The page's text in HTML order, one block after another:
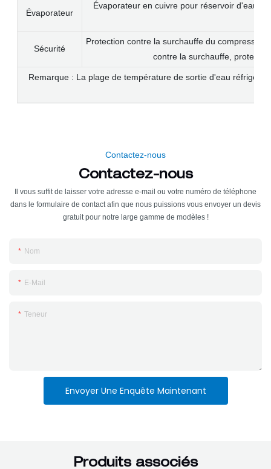
Évaporateur
Évaporateur en cuivre pour réservoir d'eau
Sécurité
Protection contre la surchauffe du
contre la surchauffe,
Remarque : La plage de température de sortie d'eau
Contactez-nous
Contactez-nous
Il vous suffit de laisser votre adresse e-mail ou votre numéro de téléphone
dans le formulaire de contact afin que nous puissions vous envoyer un devis
gratuit pour notre large gamme de modèles !
Nom
E-Mail
Teneur
Envoyer Une Enquête Maintenant
Produits associés